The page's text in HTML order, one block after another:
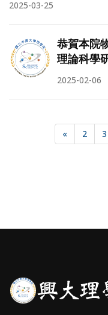
2025-03-25
恭賀本院
理論科學
2025-02-06
« 2 3